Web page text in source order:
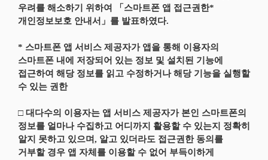
우려를 해소하기 위하여 「스마트폰 앱 접근권한*
개인정보보호 안내서」를 발표하였다.
* 스마트폰 앱 서비스 제공자가 앱을 통해 이용자의
스마트폰 내에 저장되어 있는 정보 및 설치된 기능에
접근하여 해당 정보를 읽고 수정하거나 해당 기능을 실행할
수 있는 권한
□ 대다수의 이용자는 앱 서비스 제공자가 본인 스마트폰의
정보를 얼마나 수집하고 어디까지 활용할 수 있는지 정확히
알지 못하고 있으며, 알고 있더라도 접근권한 동의를
거부할 경우 앱 자체를 이용할 수 없어 부득이하게